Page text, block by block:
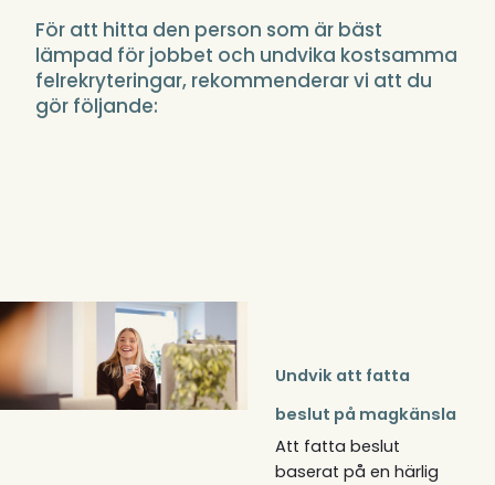
För att hitta den person som är bäst
lämpad för jobbet och undvika kostsamma
felrekryteringar, rekommenderar vi att du
gör följande:
Undvik att fatta
beslut på magkänsla
Att fatta beslut
baserat på en härlig